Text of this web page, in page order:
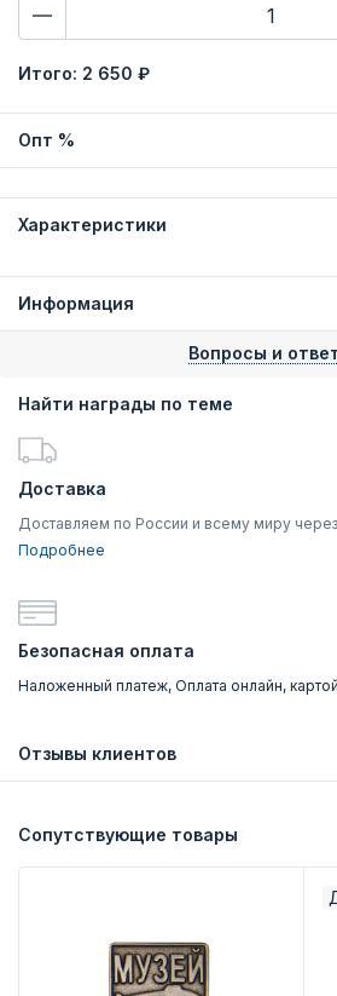
Итого: 2 650 ₽
Опт %
Характеристики
Информация
Вопросы и
Найти награды по теме
Доставка
Доставляем по России и всему миру через
Подробнее
Безопасная оплата
Наложенный платеж, Оплата онлайн,
Отзывы клиентов
Сопутствующие товары